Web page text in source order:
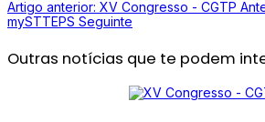
Artigo anterior: XV Congresso - CGTP
mySTTEPS Seguinte
Outras notícias que te podem